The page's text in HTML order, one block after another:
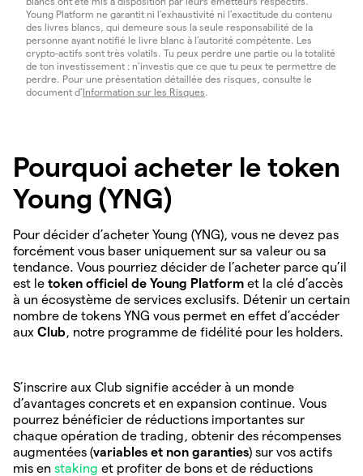
Young Platform ne garantit ni l’exhaustivité ni l’exactitude du contenu
des livres blancs, qui demeure sous la seule responsabilité de la
personne ayant notifié le livre blanc à l’autorité compétente. Les
crypto-actifs sont très volatils. Tu peux perdre une partie ou la totalité
de ton investissement : n’investis que ce que tu peux te permettre de
perdre. Pour une présentation détaillée des risques, consulte le
document d’Information sur les Risques.
Pourquoi acheter le token
Young (YNG)
Pour décider d’acheter Young (YNG), vous ne devez pas
forcément vous baser uniquement sur sa valeur ou sa
tendance. Vous pourriez décider de l’acheter parce qu’il
est le token officiel de Young Platform et la clé d’accès
à un écosystème de services exclusifs. Détenir un certain
nombre de tokens YNG vous permet en effet d’accéder
aux Club, notre programme de fidélité pour les holders.
S’inscrire aux Club signifie accéder à un monde
d’avantages concrets et en expansion continue. Vous
pourrez bénéficier de réductions importantes sur
chaque opération de trading, obtenir des récompenses
augmentées (variables et non garanties) sur vos actifs
mis en staking et profiter de bons et de réductions